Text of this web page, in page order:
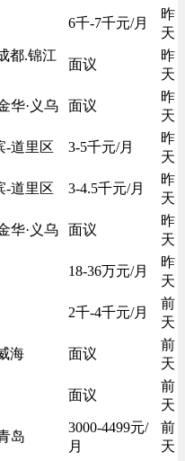
6千-7千元/月
昨
天
都.锦江
面议
昨
天
华·义乌 面议
昨
天
-道里区 3-5千元/月
昨
天
-道里区 3-4.5千元/月
昨
天
华·义乌 面议
昨
天
18-36万元/月
昨
天
2千-4千元/月
前
天
海 面议
前
天
面议
前
天
岛
3000-4499元/
月
前
天